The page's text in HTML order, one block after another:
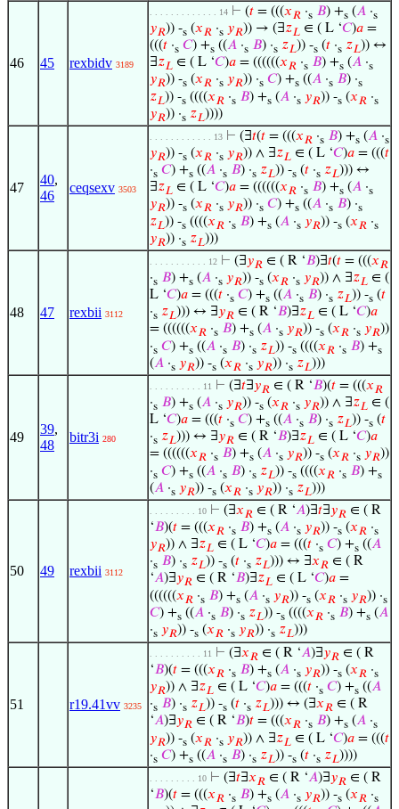
46 45 rexbidv 3189
. . . . . . . . . . . . . 14 ⊢ (𝑡 = (((𝑥𝑅 ·s 𝐵) +s (𝐴 ·s
𝑦𝑅)) -s (𝑥𝑅 ·s 𝑦𝑅)) → (∃𝑧𝐿 ∈ ( L ‘𝐶)𝑎 =
(((𝑡 ·s 𝐶) +s ((𝐴 ·s 𝐵) ·s 𝑧𝐿)) -s (𝑡 ·s 𝑧𝐿)) ↔
∃𝑧𝐿 ∈ ( L ‘𝐶)𝑎 = ((((((𝑥𝑅 ·s 𝐵) +s (𝐴 ·s
𝑦𝑅)) -s (𝑥𝑅 ·s 𝑦𝑅)) ·s 𝐶) +s ((𝐴 ·s 𝐵) ·s
𝑧𝐿)) -s ((((𝑥𝑅 ·s 𝐵) +s (𝐴 ·s 𝑦𝑅)) -s (𝑥𝑅 ·s
𝑦𝑅)) ·s 𝑧𝐿))))
47
40,
46
ceqsexv 3503
. . . . . . . . . . . . 13 ⊢ (∃𝑡(𝑡 = (((𝑥𝑅 ·s 𝐵) +s (𝐴 ·s
𝑦𝑅)) -s (𝑥𝑅 ·s 𝑦𝑅)) ∧ ∃𝑧𝐿 ∈ ( L ‘𝐶)𝑎 = (((𝑡
·s 𝐶) +s ((𝐴 ·s 𝐵) ·s 𝑧𝐿)) -s (𝑡 ·s 𝑧𝐿))) ↔
∃𝑧𝐿 ∈ ( L ‘𝐶)𝑎 = ((((((𝑥𝑅 ·s 𝐵) +s (𝐴 ·s
𝑦𝑅)) -s (𝑥𝑅 ·s 𝑦𝑅)) ·s 𝐶) +s ((𝐴 ·s 𝐵) ·s
𝑧𝐿)) -s ((((𝑥𝑅 ·s 𝐵) +s (𝐴 ·s 𝑦𝑅)) -s (𝑥𝑅 ·s
𝑦𝑅)) ·s 𝑧𝐿)))
48 47 rexbii 3112
. . . . . . . . . . . 12 ⊢ (∃𝑦𝑅 ∈ ( R ‘𝐵)∃𝑡(𝑡 = (((𝑥𝑅
·s 𝐵) +s (𝐴 ·s 𝑦𝑅)) -s (𝑥𝑅 ·s 𝑦𝑅)) ∧ ∃𝑧𝐿 ∈ (
L ‘𝐶)𝑎 = (((𝑡 ·s 𝐶) +s ((𝐴 ·s 𝐵) ·s 𝑧𝐿)) -s (𝑡
·s 𝑧𝐿))) ↔ ∃𝑦𝑅 ∈ ( R ‘𝐵)∃𝑧𝐿 ∈ ( L ‘𝐶)𝑎
= ((((((𝑥𝑅 ·s 𝐵) +s (𝐴 ·s 𝑦𝑅)) -s (𝑥𝑅 ·s 𝑦𝑅))
·s 𝐶) +s ((𝐴 ·s 𝐵) ·s 𝑧𝐿)) -s ((((𝑥𝑅 ·s 𝐵) +s
(𝐴 ·s 𝑦𝑅)) -s (𝑥𝑅 ·s 𝑦𝑅)) ·s 𝑧𝐿)))
49
39,
48
bitr3i 280
. . . . . . . . . . 11 ⊢ (∃𝑡∃𝑦𝑅 ∈ ( R ‘𝐵)(𝑡 = (((𝑥𝑅
·s 𝐵) +s (𝐴 ·s 𝑦𝑅)) -s (𝑥𝑅 ·s 𝑦𝑅)) ∧ ∃𝑧𝐿 ∈ (
L ‘𝐶)𝑎 = (((𝑡 ·s 𝐶) +s ((𝐴 ·s 𝐵) ·s 𝑧𝐿)) -s (𝑡
·s 𝑧𝐿))) ↔ ∃𝑦𝑅 ∈ ( R ‘𝐵)∃𝑧𝐿 ∈ ( L ‘𝐶)𝑎
= ((((((𝑥𝑅 ·s 𝐵) +s (𝐴 ·s 𝑦𝑅)) -s (𝑥𝑅 ·s 𝑦𝑅))
·s 𝐶) +s ((𝐴 ·s 𝐵) ·s 𝑧𝐿)) -s ((((𝑥𝑅 ·s 𝐵) +s
(𝐴 ·s 𝑦𝑅)) -s (𝑥𝑅 ·s 𝑦𝑅)) ·s 𝑧𝐿)))
50 49 rexbii 3112
. . . . . . . . . 10 ⊢ (∃𝑥𝑅 ∈ ( R ‘𝐴)∃𝑡∃𝑦𝑅 ∈ ( R
‘𝐵)(𝑡 = (((𝑥𝑅 ·s 𝐵) +s (𝐴 ·s 𝑦𝑅)) -s (𝑥𝑅 ·s
𝑦𝑅)) ∧ ∃𝑧𝐿 ∈ ( L ‘𝐶)𝑎 = (((𝑡 ·s 𝐶) +s ((𝐴
·s 𝐵) ·s 𝑧𝐿)) -s (𝑡 ·s 𝑧𝐿))) ↔ ∃𝑥𝑅 ∈ ( R
‘𝐴)∃𝑦𝑅 ∈ ( R ‘𝐵)∃𝑧𝐿 ∈ ( L ‘𝐶)𝑎 =
((((((𝑥𝑅 ·s 𝐵) +s (𝐴 ·s 𝑦𝑅)) -s (𝑥𝑅 ·s 𝑦𝑅)) ·s
𝐶) +s ((𝐴 ·s 𝐵) ·s 𝑧𝐿)) -s ((((𝑥𝑅 ·s 𝐵) +s (𝐴
·s 𝑦𝑅)) -s (𝑥𝑅 ·s 𝑦𝑅)) ·s 𝑧𝐿)))
51 r19.41vv 3235
. . . . . . . . . . 11 ⊢ (∃𝑥𝑅 ∈ ( R ‘𝐴)∃𝑦𝑅 ∈ ( R
‘𝐵)(𝑡 = (((𝑥𝑅 ·s 𝐵) +s (𝐴 ·s 𝑦𝑅)) -s (𝑥𝑅 ·s
𝑦𝑅)) ∧ ∃𝑧𝐿 ∈ ( L ‘𝐶)𝑎 = (((𝑡 ·s 𝐶) +s ((𝐴
·s 𝐵) ·s 𝑧𝐿)) -s (𝑡 ·s 𝑧𝐿))) ↔ (∃𝑥𝑅 ∈ ( R
‘𝐴)∃𝑦𝑅 ∈ ( R ‘𝐵)𝑡 = (((𝑥𝑅 ·s 𝐵) +s (𝐴 ·s
𝑦𝑅)) -s (𝑥𝑅 ·s 𝑦𝑅)) ∧ ∃𝑧𝐿 ∈ ( L ‘𝐶)𝑎 = (((𝑡
·s 𝐶) +s ((𝐴 ·s 𝐵) ·s 𝑧𝐿)) -s (𝑡 ·s 𝑧𝐿))))
. . . . . . . . . 10 ⊢ (∃𝑡∃𝑥𝑅 ∈ ( R ‘𝐴)∃𝑦𝑅 ∈ ( R
‘𝐵)(𝑡 = (((𝑥𝑅 ·s 𝐵) +s (𝐴 ·s 𝑦𝑅)) -s (𝑥𝑅 ·s